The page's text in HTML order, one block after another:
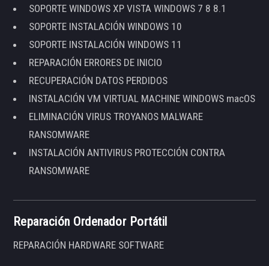
SOPORTE WINDOWS XP VISTA WINDOWS 7 8 8.1
SOPORTE INSTALACIÓN WINDOWS 10
SOPORTE INSTALACIÓN WINDOWS 11
REPARACIÓN ERRORES DE INICIO
RECUPERACIÓN DATOS PERDIDOS
INSTALACIÓN VM VIRTUAL MACHINE WINDOWS macOS
ELIMINACIÓN VIRUS TROYANOS MALWARE
RANSOMWARE
INSTALACIÓN ANTIVIRUS PROTECCIÓN CONTRA
RANSOMWARE
Reparación Ordenador Portátil
REPARACIÓN HARDWARE SOFTWARE